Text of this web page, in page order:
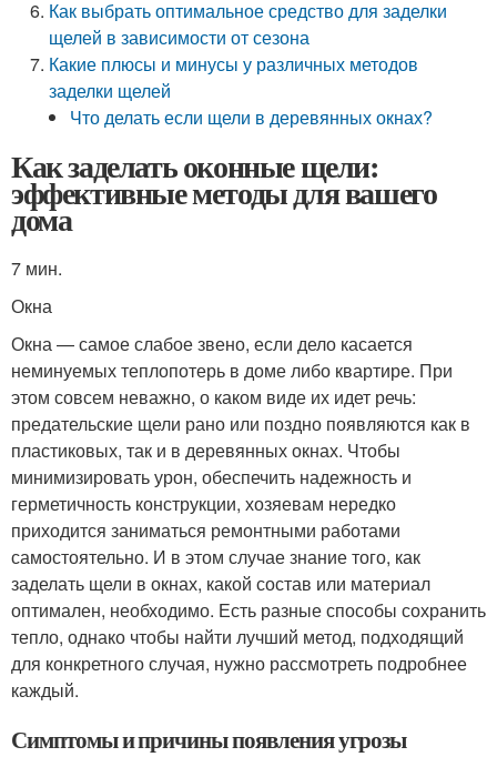
Как выбрать оптимальное средство для заделки
щелей в зависимости от сезона
Какие плюсы и минусы у различных методов
заделки щелей
Что делать если щели в деревянных окнах?
Как заделать оконные щели:
эффективные методы для вашего
дома
7 мин.
Окна
Окна — самое слабое звено, если дело касается
неминуемых теплопотерь в доме либо квартире. При
этом совсем неважно, о каком виде их идет речь:
предательские щели рано или поздно появляются как в
пластиковых, так и в деревянных окнах. Чтобы
минимизировать урон, обеспечить надежность и
герметичность конструкции, хозяевам нередко
приходится заниматься ремонтными работами
самостоятельно. И в этом случае знание того, как
заделать щели в окнах, какой состав или материал
оптимален, необходимо. Есть разные способы сохранить
тепло, однако чтобы найти лучший метод, подходящий
для конкретного случая, нужно рассмотреть подробнее
каждый.
Симптомы и причины появления угрозы